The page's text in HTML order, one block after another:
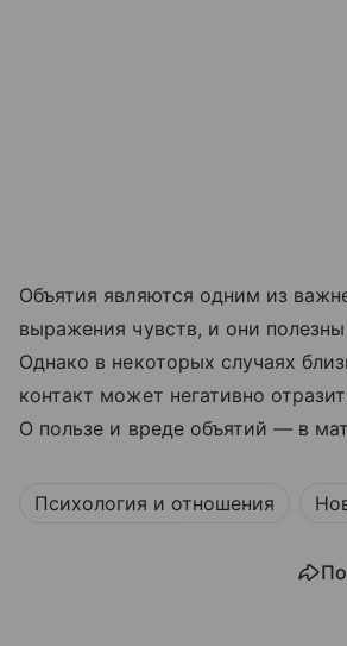
Объятия являются одним из
выражения чувств, и они
Однако в некоторых случаях
контакт может негативно
О пользе и вреде объятий — в
Психология и отношения